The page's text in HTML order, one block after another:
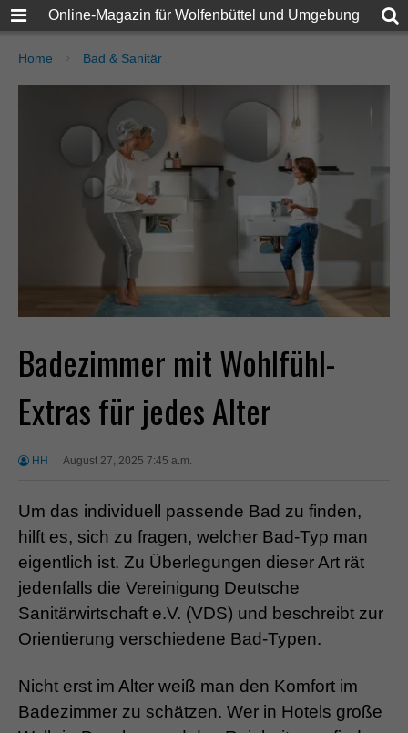
Online-Magazin für Wolfenbüttel und Umgebung
Home Bad & Sanitär
Badezimmer mit Wohlfühl-
Extras für jedes Alter
HH August 27, 2025 7:45 a.m.
Um das individuell passende Bad zu finden,
hilft es, sich zu fragen, welcher Bad-Typ man
eigentlich ist. Zu Überlegungen dieser Art rät
jedenfalls die Vereinigung Deutsche
Sanitärwirtschaft e.V. (VDS) und beschreibt zur
Orientierung verschiedene Bad-Typen.
Nicht erst im Alter weiß man den Komfort im
Badezimmer zu schätzen. Wer in Hotels große